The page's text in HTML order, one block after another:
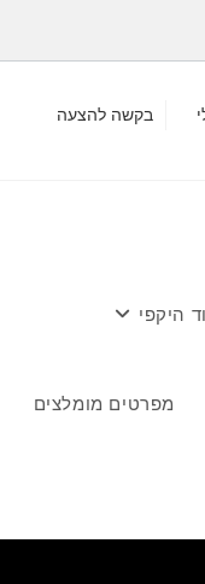
בקשה להצעה
היקפי
מפרטים מומלצים